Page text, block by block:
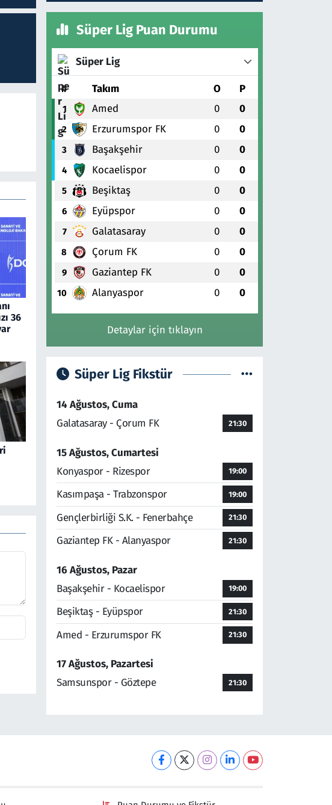
36
Süper Lig Puan Durumu
Süper Lig
# Takım O P
1 Amed 0 0
2 Erzurumspor FK 0 0
3 Başakşehir 0 0
4 Kocaelispor 0 0
5 Beşiktaş 0 0
6 Eyüpspor 0 0
7 Galatasaray 0 0
8 Çorum FK 0 0
9 Gaziantep FK 0 0
10 Alanyaspor 0 0
Detaylar için tıklayın
Süper Lig Fikstür
14 Ağustos, Cuma
Galatasaray - Çorum FK
21:30
15 Ağustos, Cumartesi
Konyaspor - Rizespor
19:00
Kasımpaşa - Trabzonspor 19:00
Gençlerbirliği S.K. - Fenerbahçe 21:30
Gaziantep FK - Alanyaspor 21:30
16 Ağustos, Pazar
Başakşehir - Kocaelispor
19:00
Beşiktaş - Eyüpspor 21:30
Amed - Erzurumspor FK 21:30
17 Ağustos, Pazartesi
Samsunspor - Göztepe
21:30